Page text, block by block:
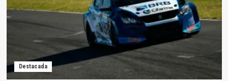
Nico
campeón
Destacada